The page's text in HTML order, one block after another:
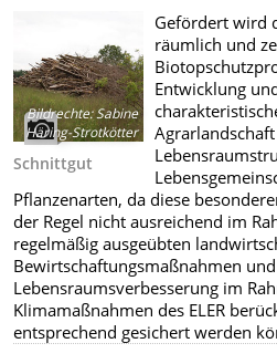
Bildrechte:Sabine
Häring-Strotkötter
Schnittgut
Gefördert wird
räumlich und
Entwicklung
Pflanzenarten, da diese
der Regel nicht ausreichend im
regelmäßig ausgeübten
Bewirtschaftungsmaßnahmen
Lebensraumsverbesserung im
Klimamaßnahmen des ELER
entsprechend gesichert werden